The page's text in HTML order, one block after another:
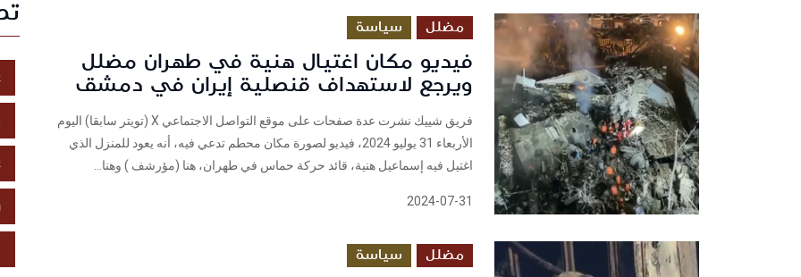
مضلل سياسة
فيديو مكان اغتيال هنية في طهران مضلل
ويرجع لاستهداف قنصلية إيران في دمشق
فريق شييك نشرت عدة صفحات على موقع التواصل الاجتماعي X (تويتر سابقا) اليوم
الأربعاء 31 يوليو 2024، فيديو لصورة مكان محطم تدعي فيه، أنه يعود للمنزل الذي
اغتيل فيه إسماعيل هنية، قائد حركة حماس في طهران، هنا (مؤرشف ) وهنا...
2024-07-31
مضلل سياسة